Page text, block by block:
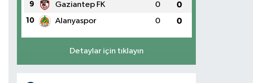
9 Gaziantep FK 0 0
10 Alanyaspor 0 0
Detaylar için tıklayın